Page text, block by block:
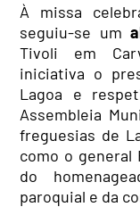
À missa
seguiu-se um
Tivoli em
iniciativa o
Lagoa e
Assembleia
freguesias de
como o general
do
paroquial e da